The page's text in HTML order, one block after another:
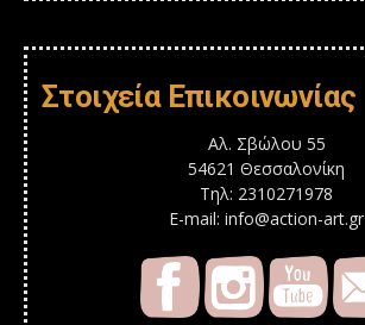
Στοιχεία Επικοινωνίας
Αλ. Σβώλου 55
54621 Θεσσαλονίκη
Τηλ: 2310271978
E-mail: info@action-art.gr